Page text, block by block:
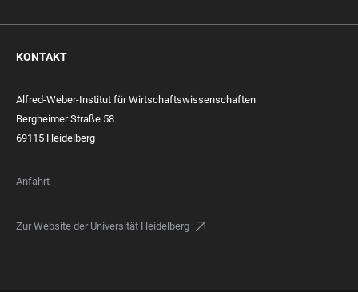
KONTAKT
Alfred-Weber-Institut für Wirtschaftswissenschaften
Bergheimer Straße 58
69115 Heidelberg
Anfahrt
Zur Website der Universität Heidelberg